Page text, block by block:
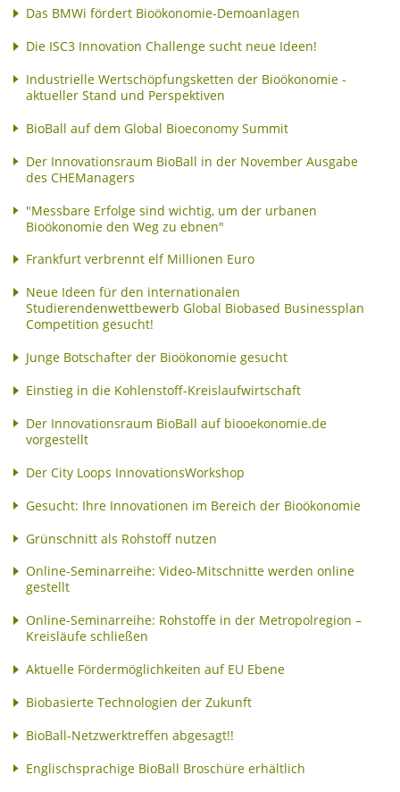
Das BMWi fördert Bioökonomie-Demoanlagen
Die ISC3 Innovation Challenge sucht neue Ideen!
Industrielle Wertschöpfungsketten der Bioökonomie -
aktueller Stand und Perspektiven
BioBall auf dem Global Bioeconomy Summit
Der Innovationsraum BioBall in der November Ausgabe
des CHEManagers
"Messbare Erfolge sind wichtig, um der urbanen
Bioökonomie den Weg zu ebnen"
Frankfurt verbrennt elf Millionen Euro
Neue Ideen für den internationalen
Studierendenwettbewerb Global Biobased Businessplan
Competition gesucht!
Junge Botschafter der Bioökonomie gesucht
Einstieg in die Kohlenstoff-Kreislaufwirtschaft
Der Innovationsraum BioBall auf biooekonomie.de
vorgestellt
Der City Loops InnovationsWorkshop
Gesucht: Ihre Innovationen im Bereich der Bioökonomie
Grünschnitt als Rohstoff nutzen
Online-Seminarreihe: Video-Mitschnitte werden online
gestellt
Online-Seminarreihe: Rohstoffe in der Metropolregion –
Kreisläufe schließen
Aktuelle Fördermöglichkeiten auf EU Ebene
Biobasierte Technologien der Zukunft
BioBall-Netzwerktreffen abgesagt!!
Englischsprachige BioBall Broschüre erhältlich